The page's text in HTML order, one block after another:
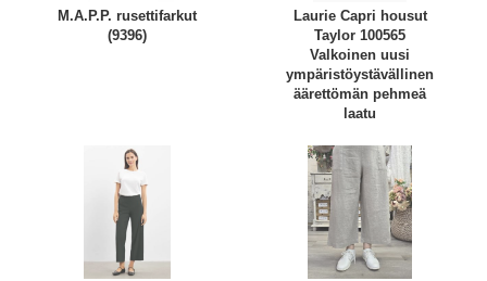
M.A.P.P. rusettifarkut
(9396)
Laurie Capri housut
Taylor 100565
Valkoinen uusi
ympäristöystävällinen
äärettömän pehmeä
laatu